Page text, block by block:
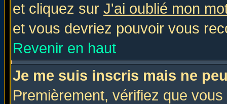
et cliquez sur J'ai oublié mon
et vous devriez pouvoir vous
Revenir en haut
Je me suis inscris mais ne
Premièrement, vérifiez que